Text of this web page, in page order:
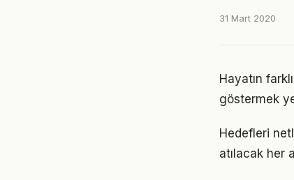
31 Mart 2020
Hayatın
göstermek
Hedefleri
atılacak her